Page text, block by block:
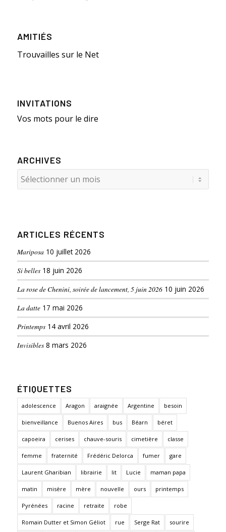
AMITIÉS
Trouvailles sur le Net
INVITATIONS
Vos mots pour le dire
ARCHIVES
ARTICLES RÉCENTS
Mariposa 10 juillet 2026
Si belles 18 juin 2026
La rose de Chenini, soirée de lancement, 5 juin 2026 10 juin 2026
La datte 17 mai 2026
Printemps 14 avril 2026
Invisibles 8 mars 2026
ÉTIQUETTES
adolescence Aragon araignée Argentine besoin
bienveillance Buenos Aires bus Béarn béret
capoeira cerises chauve-souris cimetière classe
femme fraternité Frédéric Delorca fumer gare
Laurent Gharibian librairie lit Lucie maman papa
matin misère mère nouvelle ours printemps
Pyrénées racine retraite robe
Romain Dutter et Simon Géliot rue Serge Rat sourire